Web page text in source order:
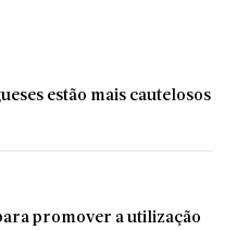
estão mais cautelosos
promover a utilização